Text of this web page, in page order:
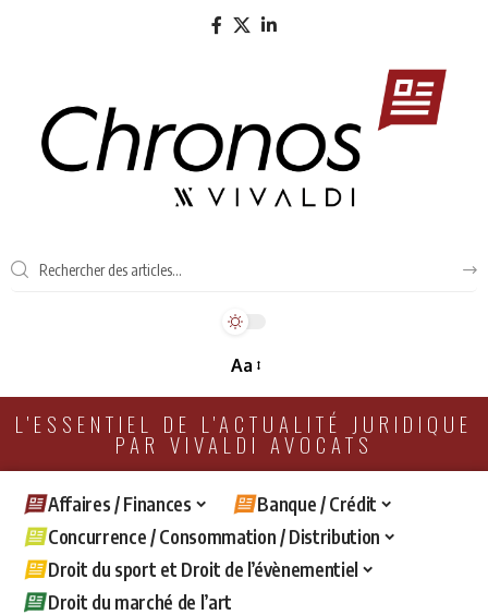
Aa
L'ESSENTIEL DE L'ACTUALITÉ JURIDIQUE
PAR VIVALDI AVOCATS
Affaires / Finances
Banque / Crédit
Concurrence / Consommation / Distribution
Droit du sport et Droit de l’évènementiel
Droit du marché de l’art